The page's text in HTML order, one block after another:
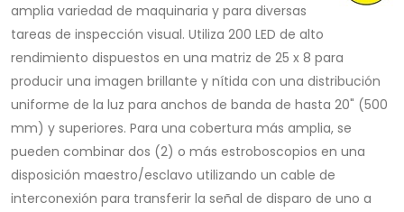
amplia variedad de maquinaria y para diversas
tareas de inspección visual. Utiliza 200 LED de alto
rendimiento dispuestos en una matriz de 25 x 8 para
producir una imagen brillante y nítida con una distribución
uniforme de la luz para anchos de banda de hasta 20" (500
mm) y superiores. Para una cobertura más amplia, se
pueden combinar dos (2) o más estroboscopios en una
disposición maestro/esclavo utilizando un cable de
interconexión para transferir la señal de disparo de uno a